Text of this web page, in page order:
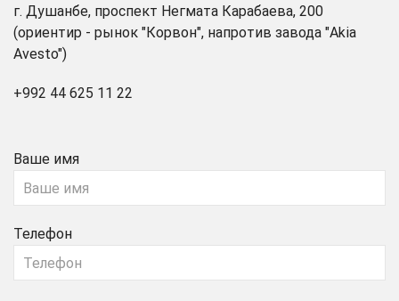
г. Душанбе, проспект Негмата Карабаева, 200
(ориентир - рынок "Корвон", напротив завода "Akia
Avesto")
+992 44 625 11 22
Ваше имя
Телефон